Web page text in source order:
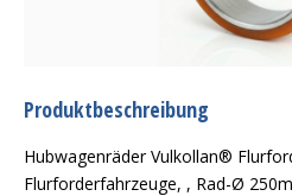
Produktbeschreibung
Hubwagenräder Vulkollan®
Flurforderfahrzeuge, , Rad-Ø